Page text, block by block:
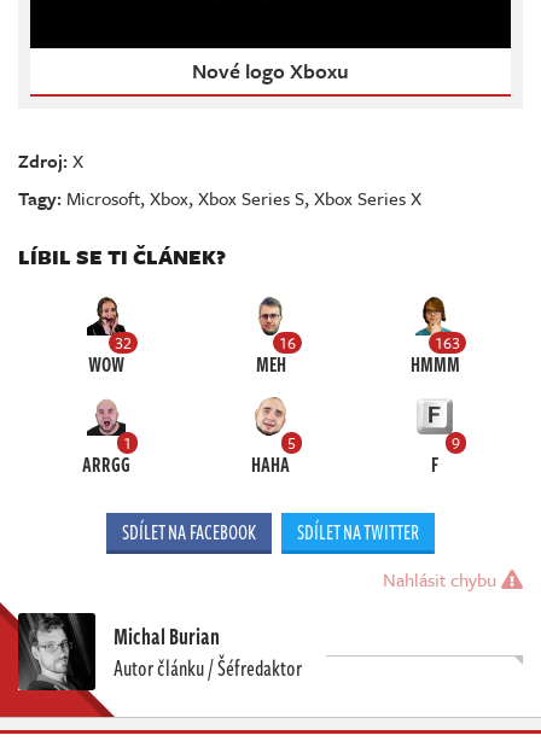
Nové logo Xboxu
Zdroj:X
Tagy: Microsoft,Xbox,Xbox Series S,Xbox Series X
LÍBIL SE TI ČLÁNEK?
32
WOW
16
MEH
163
HMMM
1
ARRGG
5
HAHA
9
F
SDÍLET NA FACEBOOK SDÍLET NA TWITTER
Nahlásit chybu
Michal Burian
Autor článku / Šéfredaktor